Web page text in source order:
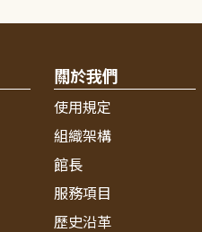
關於我們
使用規定
組織架構
館長
服務項目
歷史沿革